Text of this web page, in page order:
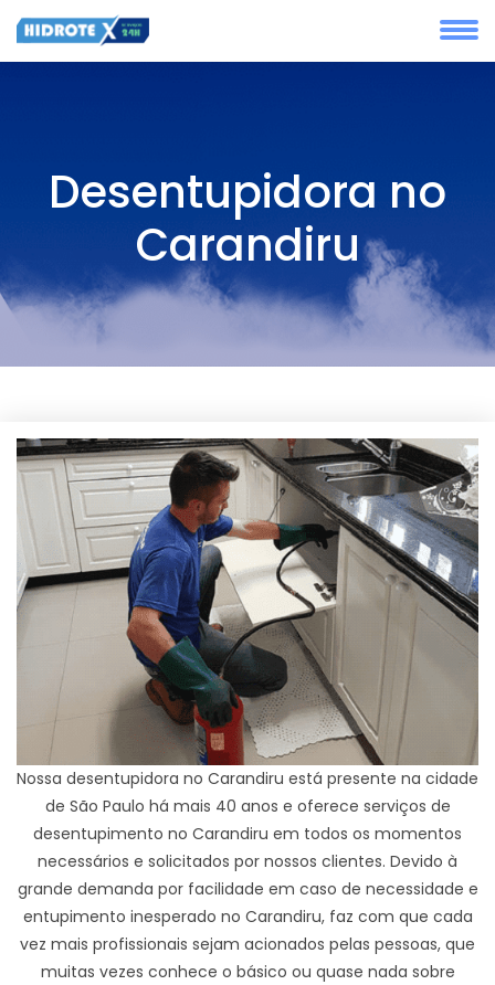
Desentupidora no
Carandiru
Nossa desentupidora no Carandiru está presente na cidade
de São Paulo há mais 40 anos e oferece serviços de
desentupimento no Carandiru em todos os momentos
necessários e solicitados por nossos clientes. Devido à
grande demanda por facilidade em caso de necessidade e
entupimento inesperado no Carandiru, faz com que cada
vez mais profissionais sejam acionados pelas pessoas, que
muitas vezes conhece o básico ou quase nada sobre